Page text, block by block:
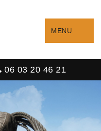
MENU
06 03 20 46 21